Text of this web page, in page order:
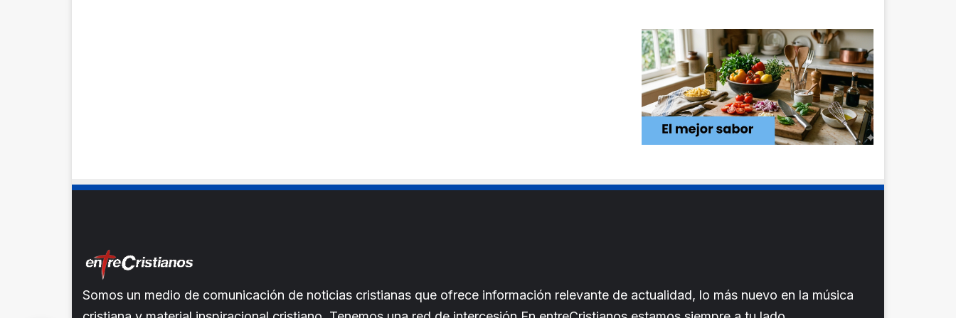
Somos un medio de comunicación de noticias cristianas que ofrece información relevante de actualidad, lo más nuevo en la música